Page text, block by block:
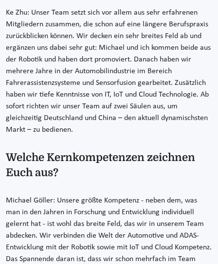
Ke Zhu: Unser Team setzt sich vor allem aus sehr erfahrenen
Mitgliedern zusammen, die schon auf eine längere Berufspraxis
zurückblicken können. Wir decken ein sehr breites Feld ab und
ergänzen uns dabei sehr gut: Michael und ich kommen beide aus
der Robotik und haben dort promoviert. Danach haben wir
mehrere Jahre in der Automobilindustrie im Bereich
Fahrerassistenzsysteme und Sensorfusion gearbeitet. Zusätzlich
haben wir tiefe Kenntnisse von IT, IoT und Cloud Technologie. Ab
sofort richten wir unser Team auf zwei Säulen aus, um
gleichzeitig Deutschland und China – den aktuell dynamischsten
Markt – zu bedienen.
Welche Kernkompetenzen zeichnen
Euch aus?
Michael Göller: Unsere größte Kompetenz - neben dem, was
man in den Jahren in Forschung und Entwicklung individuell
gelernt hat - ist wohl das breite Feld, das wir in unserem Team
abdecken. Wir verbinden die Welt der Automotive und ADAS-
Entwicklung mit der Robotik sowie mit IoT und Cloud Kompetenz.
Das Spannende daran ist, dass wir schon mehrfach im Team